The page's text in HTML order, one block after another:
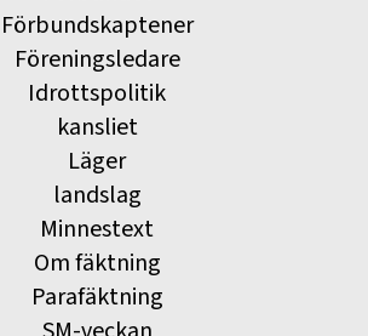
Förbundskaptener
Föreningsledare
Idrottspolitik
kansliet
Läger
landslag
Minnestext
Om fäktning
Parafäktning